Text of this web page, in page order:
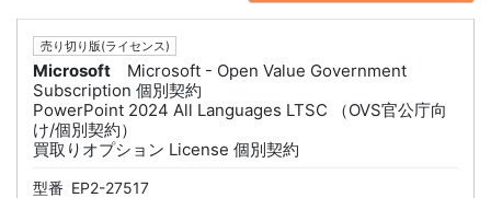
売り切り版(ライセンス)
Microsoft
Microsoft - Open Value Government
Subscription 個別契約
PowerPoint 2024 All Languages LTSC （OVS官公庁向
け/個別契約）
買取りオプション License 個別契約
型番 EP2-27517